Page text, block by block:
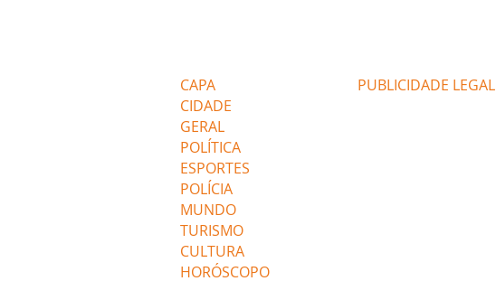
que está feliz trabalhando no restaurante de
Nanc
CAPA
CIDADE
GERAL
POLÍTICA
ESPORTES
POLÍCIA
MUNDO
TURISMO
CULTURA
HORÓSCOPO
PUBLICIDADE LEGAL